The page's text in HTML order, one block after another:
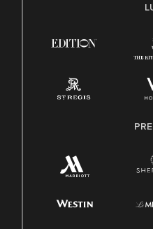
Ley de licencia familiar